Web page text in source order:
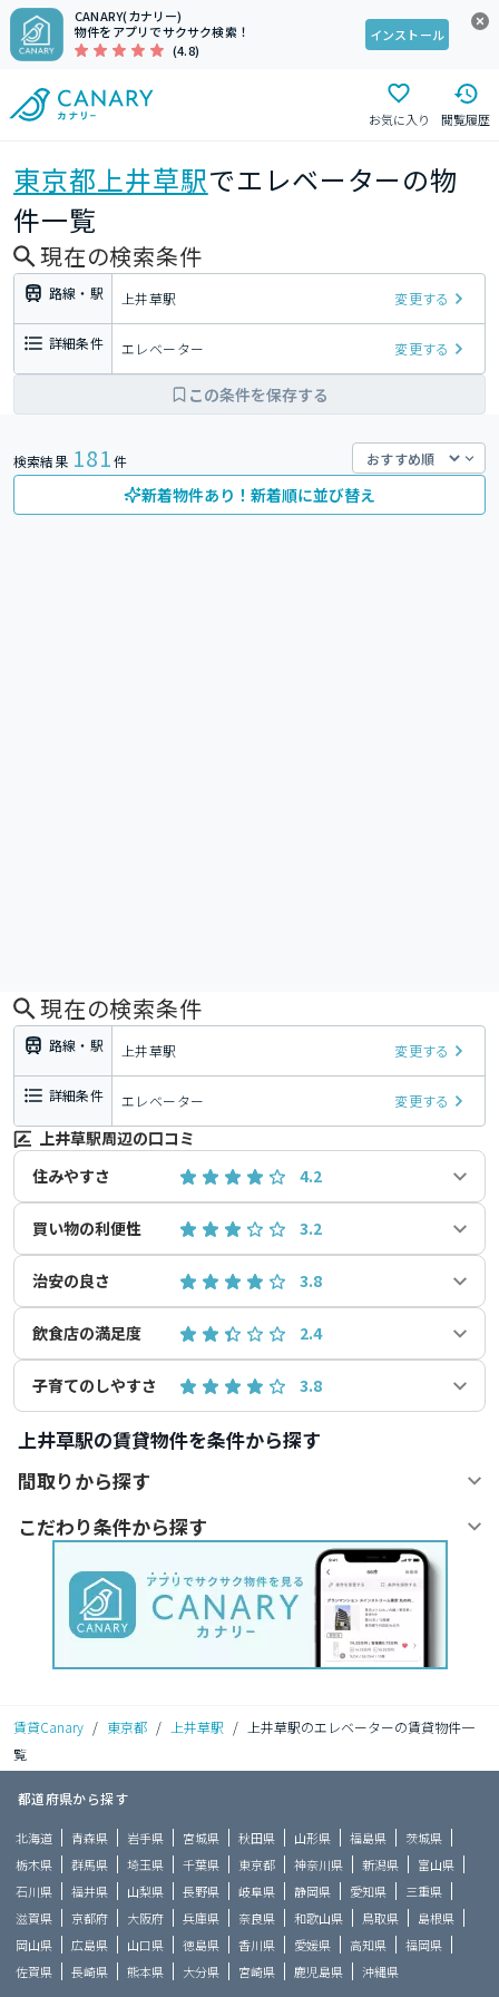
CANARY(カナリー)
物件をアプリでサクサク検索！
(4.8)
インストール
お気に入り 閲覧履歴
東京都上井草駅でエレベーターの物
件一覧
現在の検索条件
路線・駅 上井草駅 変更する
詳細条件 エレベーター 変更する
この条件を保存する
検索結果 181件
新着物件あり！新着順に並び替え
現在の検索条件
路線・駅 上井草駅 変更する
詳細条件 エレベーター 変更する
上井草駅周辺の口コミ
住みやすさ
4.2
買い物の利便性 3.2
治安の良さ 3.8
飲食店の満足度 2.4
子育てのしやすさ 3.8
上井草駅の賃貸物件を条件から探す
間取りから探す
こだわり条件から探す
賃貸Canary / 東京都 / 上井草駅 /
上井草駅のエレベーターの賃貸物件一
覧
都道府県から探す
北海道 青森県 岩手県 宮城県 秋田県 山形県 福島県
茨城県
栃木県
群馬県 埼玉県 千葉県 東京都 神奈川県 新潟県
富山県
石川県
福井県 山梨県 長野県 岐阜県 静岡県 愛知県
三重県
滋賀県
京都府 大阪府 兵庫県 奈良県 和歌山県 鳥取県
島根県
岡山県
広島県 山口県 徳島県 香川県 愛媛県 高知県
福岡県
佐賀県
長崎県 熊本県 大分県 宮崎県 鹿児島県 沖縄県